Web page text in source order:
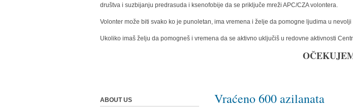
društva i suzbijanju predrasuda i ksenofobije da se priključe mreži APC/CZA volontera.
Volonter može biti svako ko je punoletan, ima vremena i želje da pomogne ljudima u
Ukoliko imaš želju da pomogneš i vremena da se aktivno uključiš u redovne aktivnosti
Vraćeno 600 azilanata
ABOUT US